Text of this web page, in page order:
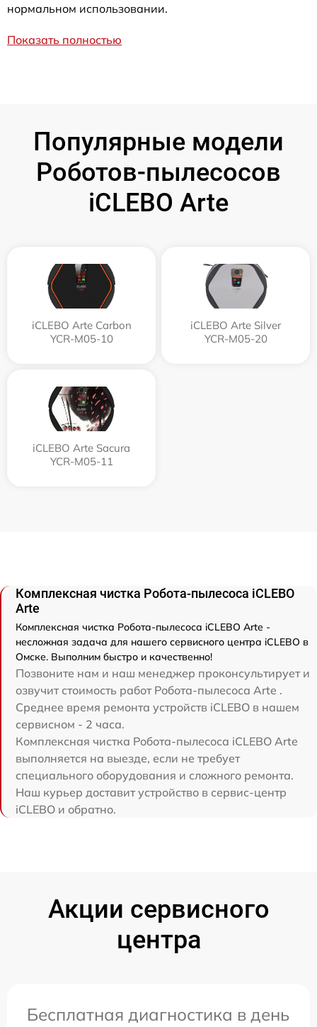
нормальном использовании.
Показать полностью
Популярные модели
Роботов-пылесосов
iCLEBO Arte
iCLEBO Arte Carbon
YCR-M05-10
iCLEBO Arte Silver
YCR-M05-20
iCLEBO Arte Sacura
YCR-M05-11
Комплексная чистка Робота-пылесоса iCLEBO
Arte
Комплексная чистка Робота-пылесоса iCLEBO Arte -
несложная задача для нашего сервисного центра iCLEBO в
Омске. Выполним быстро и качественно!
Позвоните нам и наш менеджер проконсультирует и
озвучит стоимость работ Робота-пылесоса Arte .
Среднее время ремонта устройств iCLEBO в нашем
сервисном - 2 часа.
Комплексная чистка Робота-пылесоса iCLEBO Arte
выполняется на выезде, если не требует
специального оборудования и сложного ремонта.
Наш курьер доставит устройство в сервис-центр
iCLEBO и обратно.
Акции сервисного
центра
Бесплатная диагностика в день